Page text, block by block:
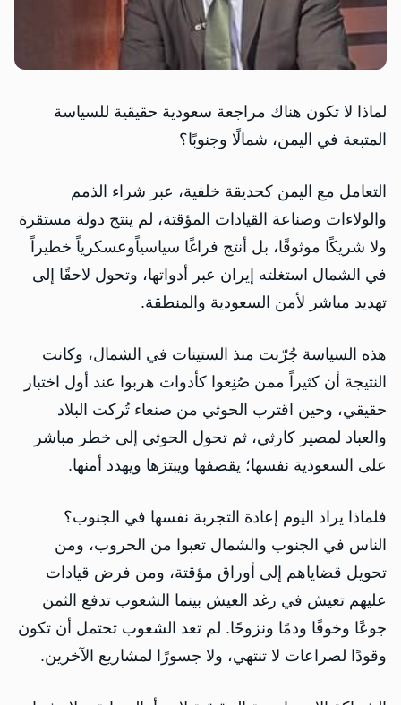
‏لماذا لا تكون هناك مراجعة سعودية حقيقية للسياسة
المتبعة في اليمن، شمالًا وجنوبًا؟
التعامل مع اليمن كحديقة خلفية، عبر شراء الذمم
والولاءات وصناعة القيادات المؤقتة، لم ينتج دولة مستقرة
ولا شريكًا موثوقًا، بل أنتج فراغًا سياسياًوعسكرياً خطيراً
في الشمال استغلته إيران عبر أدواتها، وتحول لاحقًا إلى
تهديد مباشر لأمن السعودية والمنطقة.
هذه السياسة جُرّبت منذ الستينات في الشمال، وكانت
النتيجة أن كثيراً ممن صُنِعوا كأدوات هربوا عند أول اختبار
حقيقي، وحين اقترب الحوثي من صنعاء تُركت البلاد
والعباد لمصير كارثي، ثم تحول الحوثي إلى خطر مباشر
على السعودية نفسها؛ يقصفها ويبتزها ويهدد أمنها.
فلماذا يراد اليوم إعادة التجربة نفسها في الجنوب؟
الناس في الجنوب والشمال تعبوا من الحروب، ومن
تحويل قضاياهم إلى أوراق مؤقتة، ومن فرض قيادات
عليهم تعيش في رغد العيش بينما الشعوب تدفع الثمن
جوعًا وخوفًا ودمًا ونزوحًا. لم تعد الشعوب تحتمل أن تكون
وقودًا لصراعات لا تنتهي، ولا جسورًا لمشاريع الآخرين.